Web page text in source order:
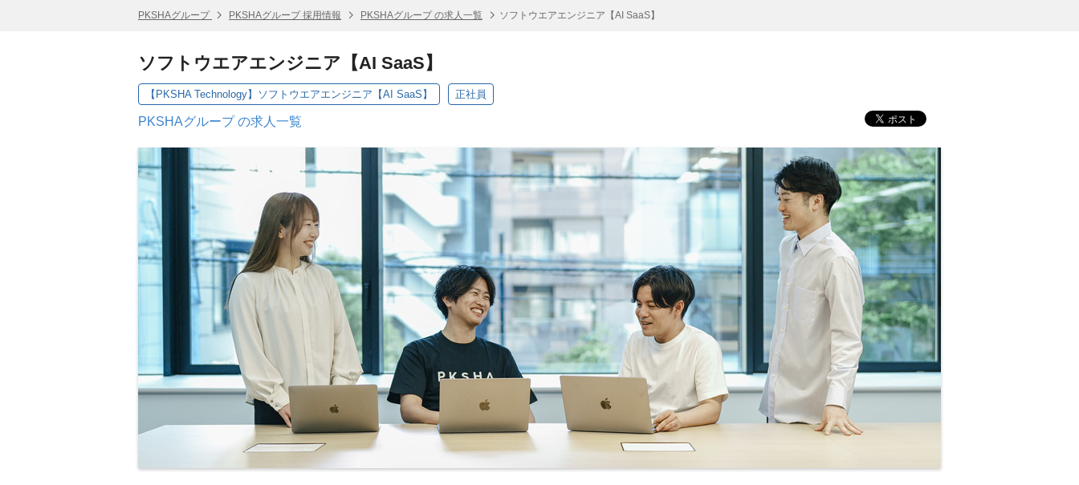
PKSHAグループ PKSHAグループ 採用情報 PKSHAグループ の求人一覧 ソフトウエアエンジニア【AI SaaS】
ソフトウエアエンジニア【AI SaaS】
【PKSHA Technology】ソフトウエアエンジニア【AI SaaS】 正社員
PKSHAグループ の求人一覧